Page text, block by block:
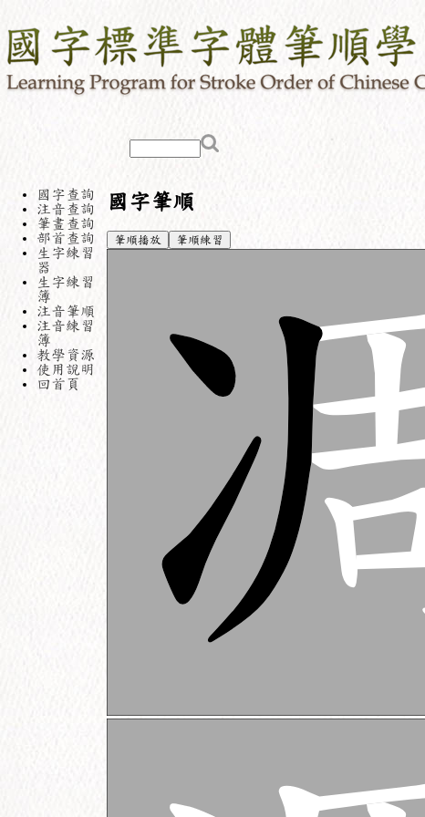
國字查詢
注音查詢
筆畫查詢
部首查詢
生字練習
器
生字練習
簿
注音筆順
注音練習
簿
教學資源
使用說明
回首頁
國字筆順
筆順播放 筆順練習